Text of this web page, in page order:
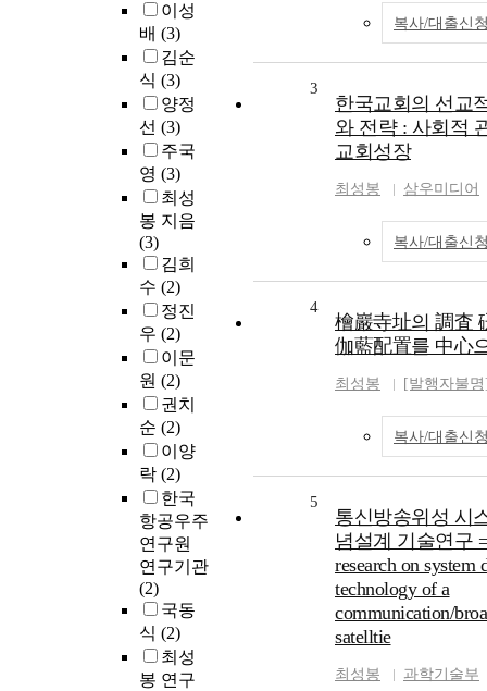
이성
배 (3)
김순
식 (3)
양정
선 (3)
주국
영 (3)
최성
봉 지음
(3)
김희
수 (2)
정진
우 (2)
이문
원 (2)
권치
순 (2)
이양
락 (2)
한국
항공우주
연구원
연구기관
(2)
국동
식 (2)
최성
봉 연구
복사/대출신
3
한국교회의 선교
와 전략 : 사회적
교회성장
최성봉 삼우미디어
복사/대출신
4
檜巖寺址의 調査
伽藍配置를 中心
최성봉 [발행자불
복사/대출신
5
통신방송위성 시
념설계 기술연구
research on system
technology of a
communication/
satelltie
최성봉 과학기술부